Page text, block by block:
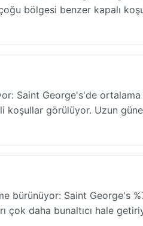
bölgesi benzer kapalı
Saint George's'de ortalama
görülüyor. Uzun
bürünüyor: Saint George's
çok daha bunaltıcı hale